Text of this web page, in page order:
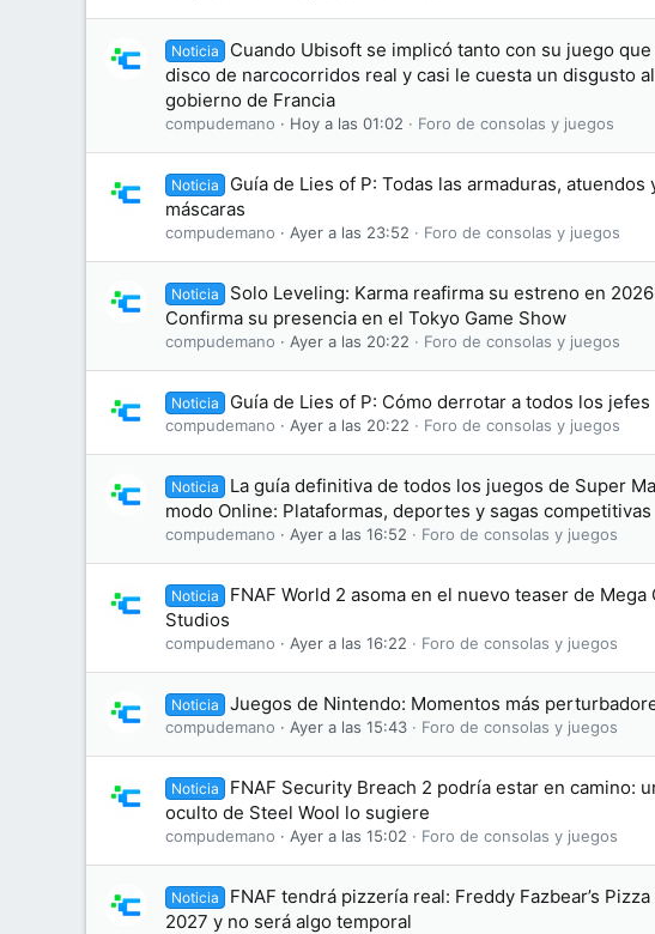
Noticia
Cuando Ubisoft se implicó tanto con su juego
disco de narcocorridos real y casi le cuesta un disgusto al
gobierno de Francia
compudemano Hoy a las 01:02 Foro de consolas y juegos
Noticia
Guía de Lies of P: Todas las armaduras, atuendos
máscaras
compudemano Ayer a las 23:52 Foro de consolas y juegos
Noticia
Solo Leveling: Karma reafirma su estreno en
Confirma su presencia en el Tokyo Game Show
compudemano Ayer a las 20:22 Foro de consolas y juegos
Noticia Guía de Lies of P: Cómo derrotar a todos los jefes
compudemano Ayer a las 20:22 Foro de consolas y juegos
Noticia
La guía definitiva de todos los juegos de Super
modo Online: Plataformas, deportes y sagas competitivas
compudemano Ayer a las 16:52 Foro de consolas y juegos
Noticia
FNAF World 2 asoma en el nuevo teaser de Mega
Studios
compudemano Ayer a las 16:22 Foro de consolas y juegos
Noticia Juegos de Nintendo: Momentos más
compudemano Ayer a las 15:43 Foro de consolas y juegos
Noticia
FNAF Security Breach 2 podría estar en camino:
oculto de Steel Wool lo sugiere
compudemano Ayer a las 15:02 Foro de consolas y juegos
Noticia
FNAF tendrá pizzería real: Freddy Fazbear’s
2027 y no será algo temporal